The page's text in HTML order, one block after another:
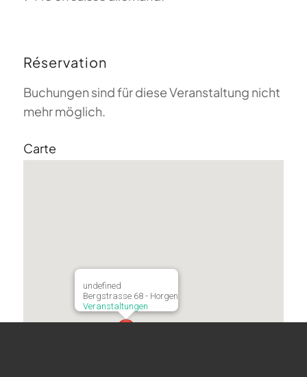
Réservation
Buchungen sind für diese Veranstaltung nicht
mehr möglich.
Carte
undefined
Bergstrasse 68 - Horgen
Veranstaltungen